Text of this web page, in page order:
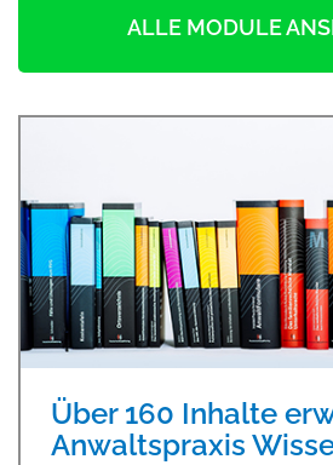
ALLE MODULE
Über 160 Inhalte
Anwaltspraxis